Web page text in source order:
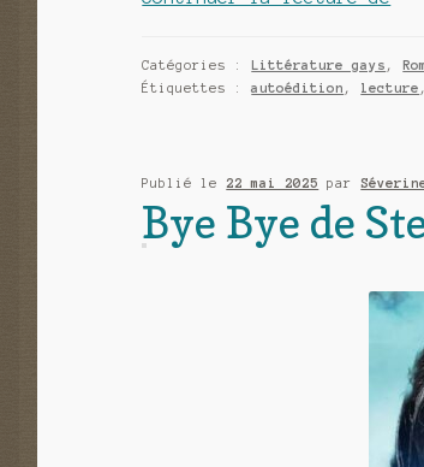
de
Catégories :Littérature gays ,
Étiquettes :autoédition , lecture
Publié le 22 mai 2025 par
Bye Bye de